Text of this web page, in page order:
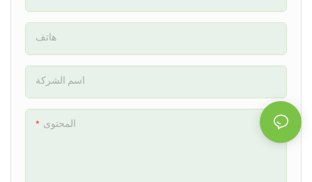
هاتف
اسم الشركة
المحتوى